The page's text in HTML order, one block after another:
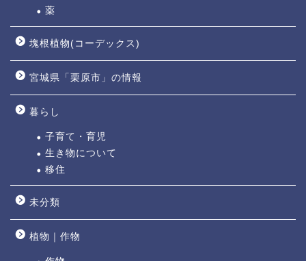
薬
塊根植物(コーデックス)
宮城県「栗原市」の情報
暮らし
子育て・育児
生き物について
移住
未分類
植物｜作物